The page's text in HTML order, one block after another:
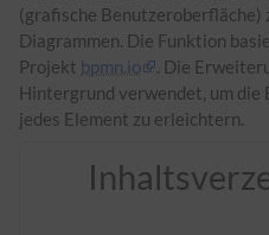
(grafische Benutzeroberfläche)
Diagrammen. Die Funktion
Projekt bpmn.io . Die
Hintergrund verwendet, um
jedes Element zu erleichtern.